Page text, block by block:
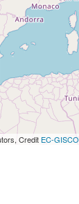
Credit EC-GISCO